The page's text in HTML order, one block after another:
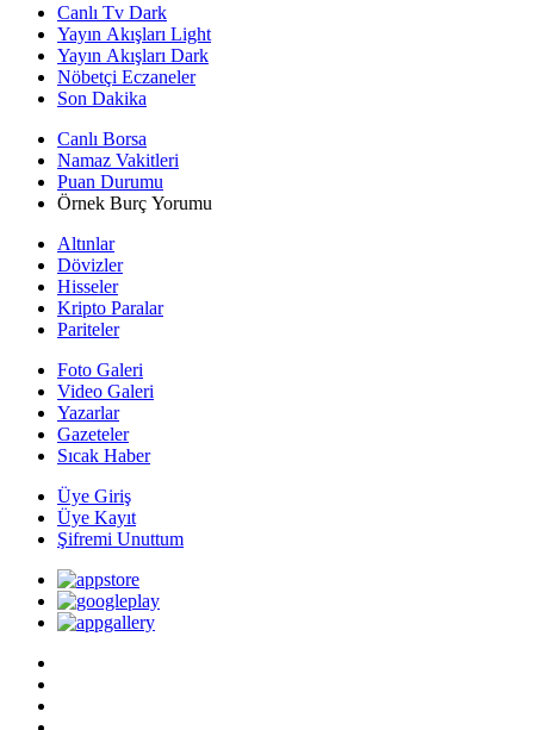
Canlı Tv Dark
Yayın Akışları Light
Yayın Akışları Dark
Nöbetçi Eczaneler
Son Dakika
Canlı Borsa
Namaz Vakitleri
Puan Durumu
Örnek Burç Yorumu
Altınlar
Dövizler
Hisseler
Kripto Paralar
Pariteler
Foto Galeri
Video Galeri
Yazarlar
Gazeteler
Sıcak Haber
Üye Giriş
Üye Kayıt
Şifremi Unuttum